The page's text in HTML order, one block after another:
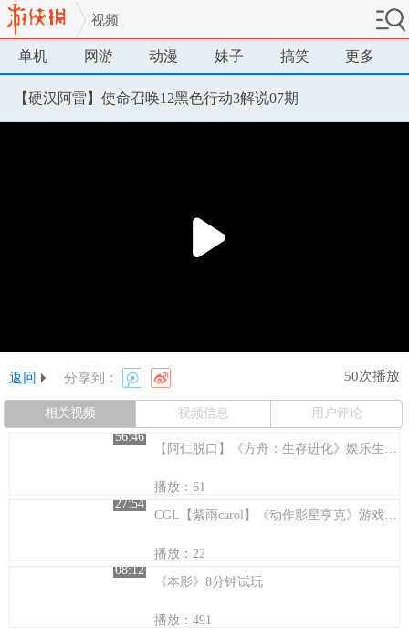
视频
单机 网游 动漫 妹子 搞笑 更多
【硬汉阿雷】使命召唤12黑色行动3解说07期
返回 分享到： 50次播放
相关视频 视频信息
用户评论
56:46
【阿仁脱口】《方舟：生存进化》娱乐生存【64】天山有路鸟为径~
播放：61
27:54
CGL【紫雨carol】《动作影星亨克》游戏试玩解说视频【影星们的欢乐角逐】
播放：22
08:12
《本影》8分钟试玩
播放：491